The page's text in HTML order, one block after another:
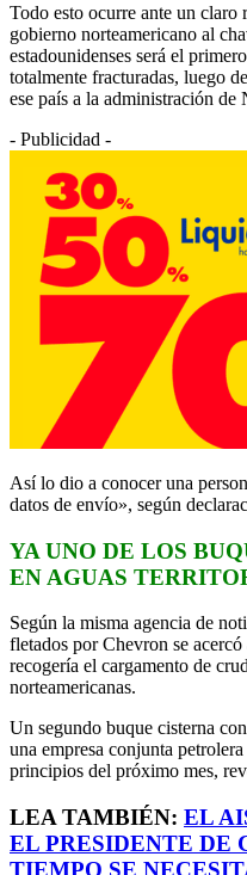
Todo esto ocurre ante un claro
gobierno norteamericano al
estadounidenses será el
totalmente fracturadas, luego
ese país a la administración de
- Publicidad -
Así lo dio a conocer una
datos de envío», según
YA UNO DE LOS
EN AGUAS
Según la misma agencia de
fletados por Chevron se
recogería el cargamento de
norteamericanas.
Un segundo buque cisterna
una empresa conjunta
principios del próximo mes,
LEA TAMBIÉN: EL
EL PRESIDENTE DE
TIEMPO SE